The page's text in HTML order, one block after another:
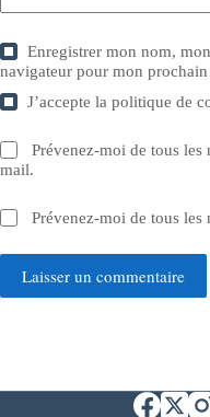
Enregistrer mon nom,
navigateur pour mon
J’accepte lapolitique de
Prévenez-moi de tous
mail.
Prévenez-moi de tous
Laisser un commentaire